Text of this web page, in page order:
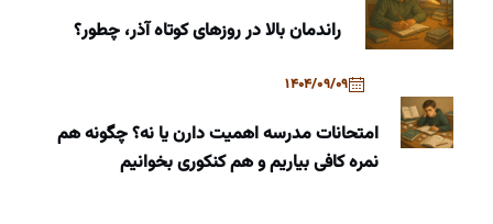
راندمان بالا در روزهای کوتاه آذر، چطور؟
1404/09/09
امتحانات مدرسه اهمیت دارن یا نه؟ چگونه هم
نمره کافی بیاریم و هم کنکوری بخوانیم